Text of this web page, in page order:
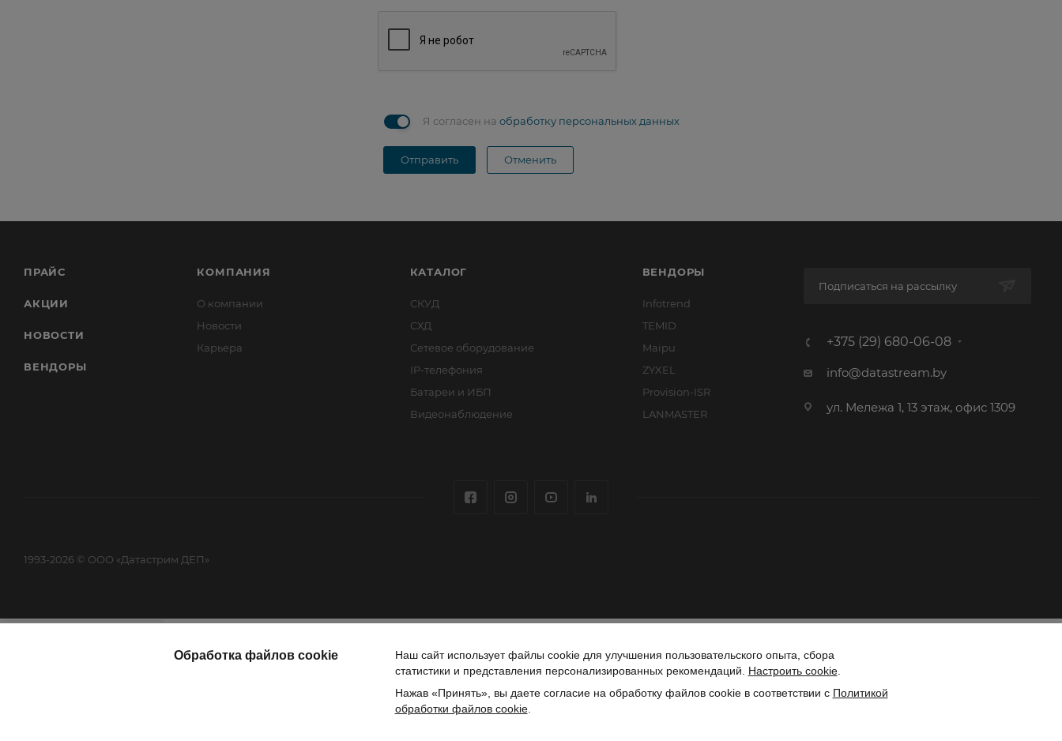
Я согласен на обработку персональных данных
Отправить Отменить
ПРАЙС
АКЦИИ
НОВОСТИ
ВЕНДОРЫ
КОМПАНИЯ
О компании
Новости
Карьера
КАТАЛОГ
СКУД
СХД
Сетевое оборудование
IP-телефония
Батареи и ИБП
Видеонаблюдение
ВЕНДОРЫ
Infotrend
TEMID
Maipu
ZYXEL
Provision-ISR
LANMASTER
Подписаться на рассылку
+375 (29) 680-06-08
info@datastream.by
ул. Мележа 1, 13 этаж, офис 1309
1993-2026 © ООО «Датастрим ДЕП»